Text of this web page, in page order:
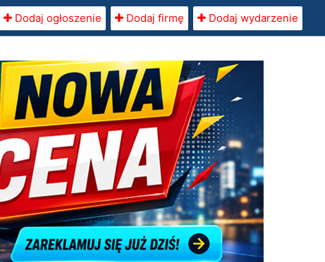
Dodaj ogłoszenie Dodaj firmę Dodaj wydarzenie